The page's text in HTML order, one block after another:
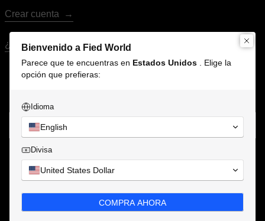
Crear cuenta
¿Olvidaste tu contraseña?
{ "sections": { "login-form": { "type": "login-template" } }, "order":
Instagram
Bienvenido a Fied World
Parece que te encuentras en Estados Unidos . Elige la
opción que prefieras:
Idioma
English
Divisa
United States Dollar
COMPRA AHORA